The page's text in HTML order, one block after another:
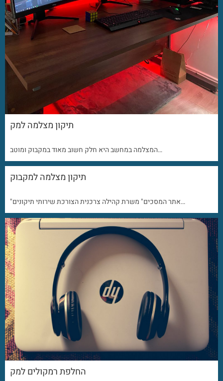
תיקון מצלמה למק
המצלמה במחשב היא חלק חשוב מאוד במקבוק ומוטב…
תיקון מצלמה למקבוק
"אתר המסכים" משרת קהילה צרכנית הצורכת שירותי תיקונים…
החלפת רמקולים למק